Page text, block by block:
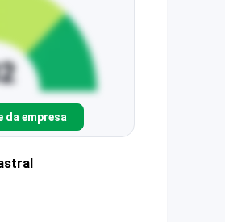
da empresa